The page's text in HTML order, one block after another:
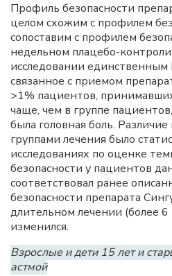
Профиль безопасности
целом схожим с профилем
сопоставим с профилем
недельном плацебо-
исследовании
связанное с приемом
>1% пациентов,
чаще, чем в группе
была головная боль.
группами лечения было
исследованиях по оценке
безопасности у пациентов
соответствовал ранее
безопасности препарата
длительном лечении (более
изменился.
Взрослые и дети 15 лет и
астмой